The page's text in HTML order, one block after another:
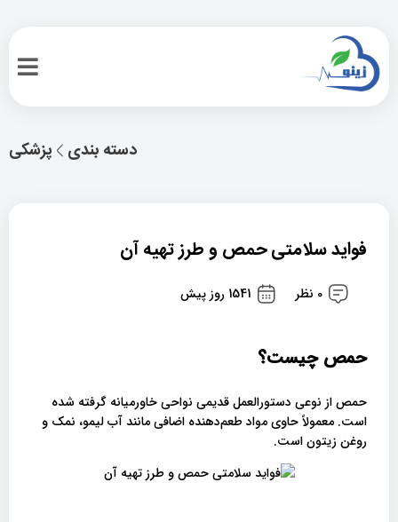
پزشکی دسته بندی
فواید سلامتی حمص و طرز تهیه آن
0 نظر 1541 روز پیش
حمص چیست؟
حمص از نوعی دستورالعمل قدیمی نواحی خاورمیانه گرفته شده
است. معمولاً حاوی مواد طعم‌دهنده اضافی مانند آب لیمو، نمک و
روغن زیتون است.